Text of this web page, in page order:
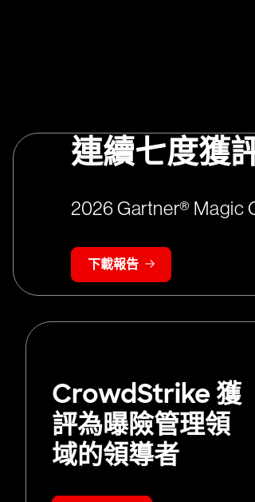
連續七度獲
2026 Gartner® Magic
下載報告
CrowdStrike 獲
評為曝險管理領
域的領導者